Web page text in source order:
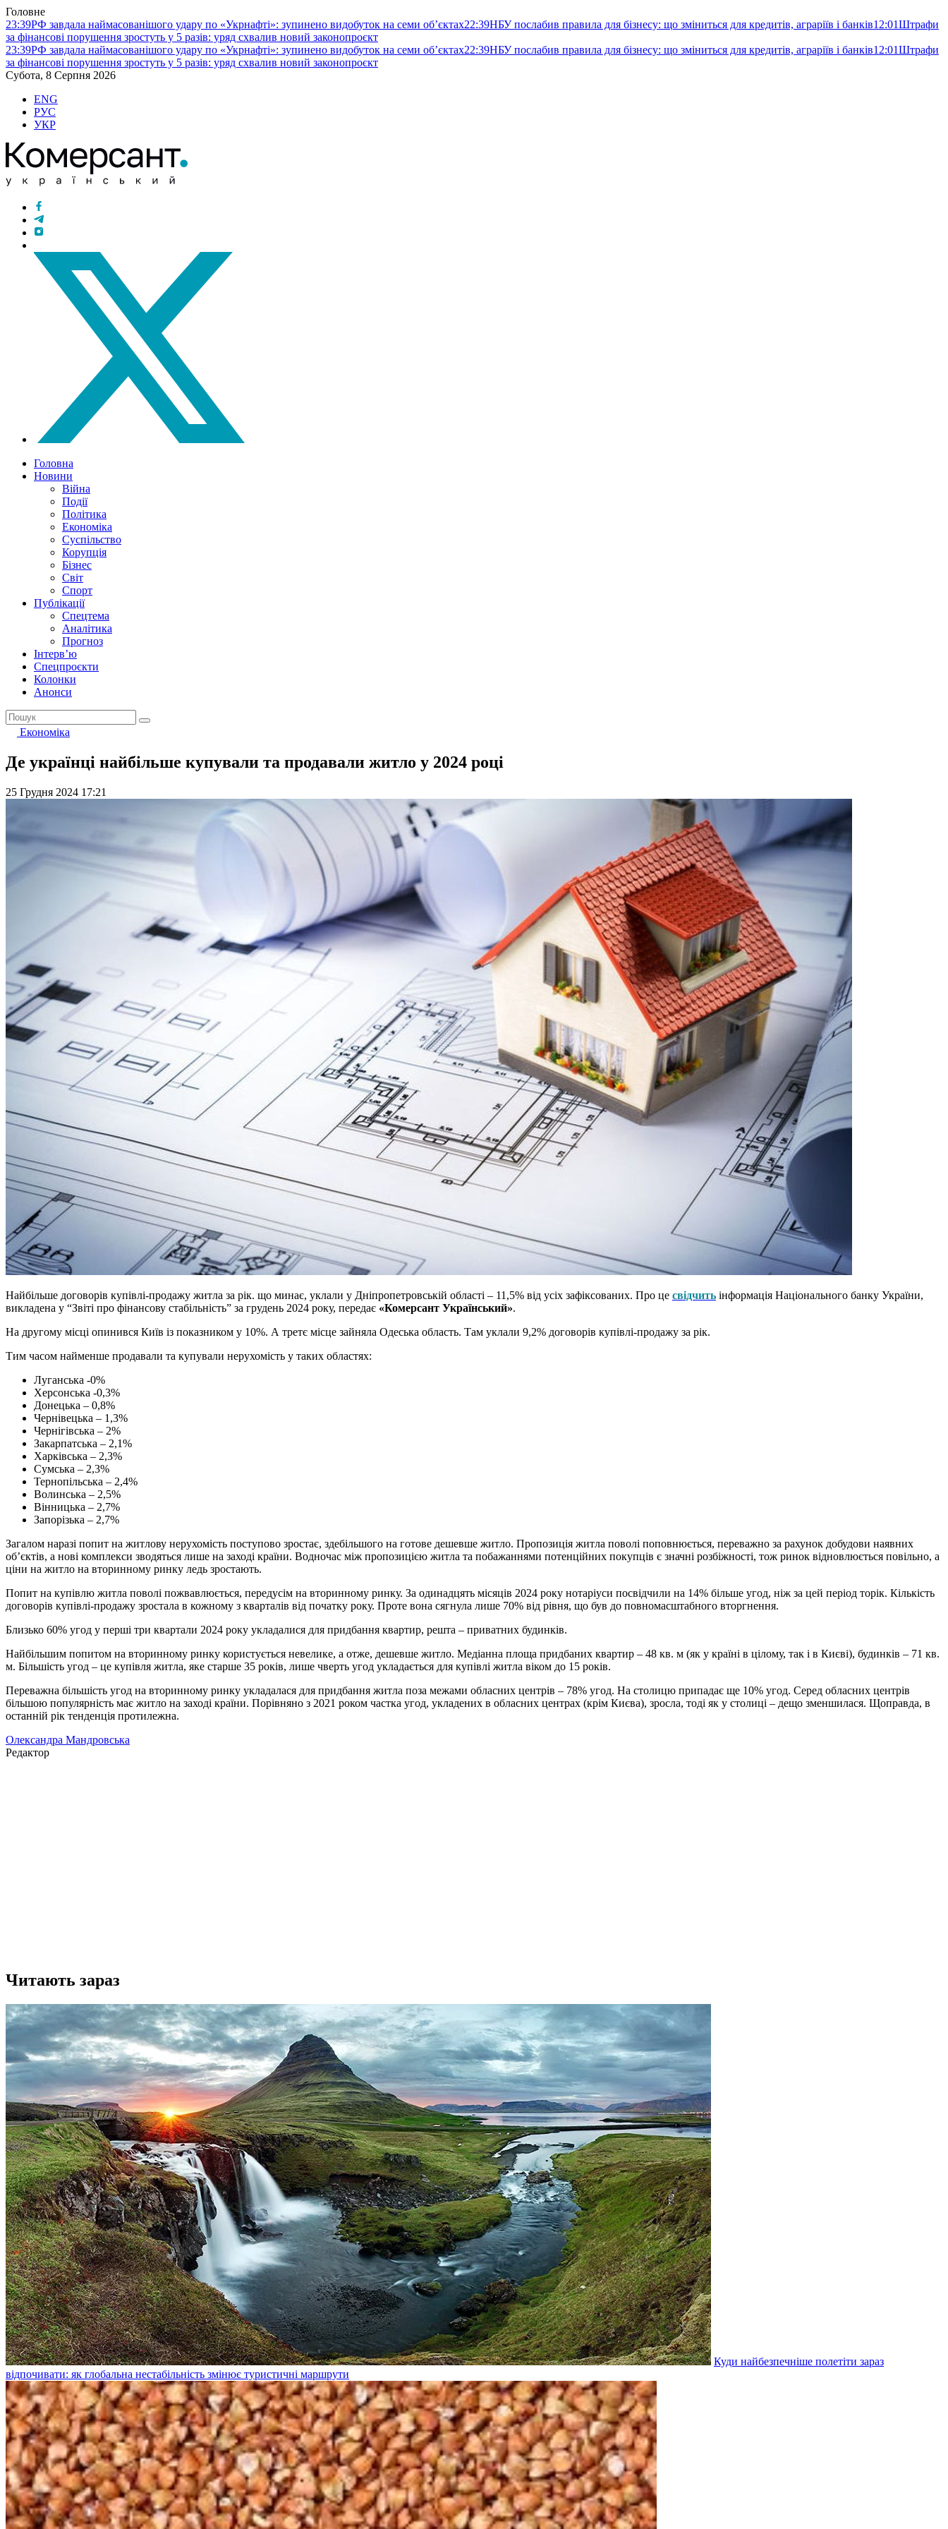
Головне
23:39РФ завдала наймасованішого удару по «Укрнафті»: зупинено видобуток на семи об’єктах22:39НБУ послабив правила для бізнесу: що зміниться для кредитів, аграріїв і банків12:01Штрафи
за фінансові порушення зростуть у 5 разів: уряд схвалив новий законопроєкт
23:39РФ завдала наймасованішого удару по «Укрнафті»: зупинено видобуток на семи об’єктах22:39НБУ послабив правила для бізнесу: що зміниться для кредитів, аграріїв і банків12:01Штрафи
за фінансові порушення зростуть у 5 разів: уряд схвалив новий законопроєкт
Субота, 8 Серпня 2026
ENG
РУС
УКР
Головна
Новини
Війна
Події
Політика
Економіка
Суспільство
Корупція
Бізнес
Світ
Спорт
Публікації
Спецтема
Аналітика
Прогноз
Інтерв’ю
Спецпроєкти
Колонки
Анонси
Економіка
Де українці найбільше купували та продавали житло у 2024 році
25 Грудня 2024 17:21
Найбільше договорів купівлі-продажу житла за рік. що минає, уклали у Дніпропетровській області – 11,5% від усіх зафіксованих. Про це свідчить інформація Національного банку України,
викладена у “Звіті про фінансову стабільність” за грудень 2024 року, передає «Комерсант Український».
На другому місці опинився Київ із показником у 10%. А третє місце зайняла Одеська область. Там уклали 9,2% договорів купівлі-продажу за рік.
Тим часом найменше продавали та купували нерухомість у таких областях:
Луганська -0%
Херсонська -0,3%
Донецька – 0,8%
Чернівецька – 1,3%
Чернігівська – 2%
Закарпатська – 2,1%
Харківська – 2,3%
Сумська – 2,3%
Тернопільська – 2,4%
Волинська – 2,5%
Вінницька – 2,7%
Запорізька – 2,7%
Загалом наразі попит на житлову нерухомість поступово зростає, здебільшого на готове дешевше житло. Пропозиція житла поволі поповнюється, переважно за рахунок добудови наявних
об’єктів, а нові комплекси зводяться лише на заході країни. Водночас між пропозицією житла та побажаннями потенційних покупців є значні розбіжності, тож ринок відновлюється повільно, а
ціни на житло на вторинному ринку ледь зростають.
Попит на купівлю житла поволі пожвавлюється, передусім на вторинному ринку. За одинадцять місяців 2024 року нотаріуси посвідчили на 14% більше угод, ніж за цей період торік. Кількість
договорів купівлі-продажу зростала в кожному з кварталів від початку року. Проте вона сягнула лише 70% від рівня, що був до повномасштабного вторгнення.
Близько 60% угод у перші три квартали 2024 року укладалися для придбання квартир, решта – приватних будинків.
Найбільшим попитом на вторинному ринку користується невелике, а отже, дешевше житло. Медіанна площа придбаних квартир – 48 кв. м (як у країні в цілому, так і в Києві), будинків – 71 кв.
м. Більшість угод – це купівля житла, яке старше 35 років, лише чверть угод укладається для купівлі житла віком до 15 років.
Переважна більшість угод на вторинному ринку укладалася для придбання житла поза межами обласних центрів – 78% угод. На столицю припадає ще 10% угод. Серед обласних центрів
більшою популярність має житло на заході країни. Порівняно з 2021 роком частка угод, укладених в обласних центрах (крім Києва), зросла, тоді як у столиці – дещо зменшилася. Щоправда, в
останній рік тенденція протилежна.
Олександра Мандровська
Редактор
Читають зараз
Куди найбезпечніше полетіти зараз
відпочивати: як глобальна нестабільність змінює туристичні маршрути